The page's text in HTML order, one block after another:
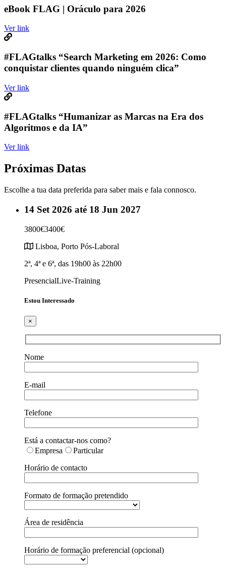
eBook FLAG | Oráculo para 2026
Ver link
#FLAGtalks “Search Marketing em 2026: Como
conquistar clientes quando ninguém clica”
Ver link
#FLAGtalks “Humanizar as Marcas na Era dos
Algoritmos e da IA”
Ver link
Próximas Datas
Escolhe a tua data preferida para saber mais e fala connosco.
14 Set 2026 até 18 Jun 2027
3800€3400€
Lisboa, Porto Pós-Laboral
2ª, 4ª e 6ª, das 19h00 às 22h00
PresencialLive-Training
Estou Interessado
×
Nome
E-mail
Telefone
Está a contactar-nos como?
Empresa
Particular
Horário de contacto
Formato de formação pretendido
Área de residência
Horário de formação preferencial (opcional)